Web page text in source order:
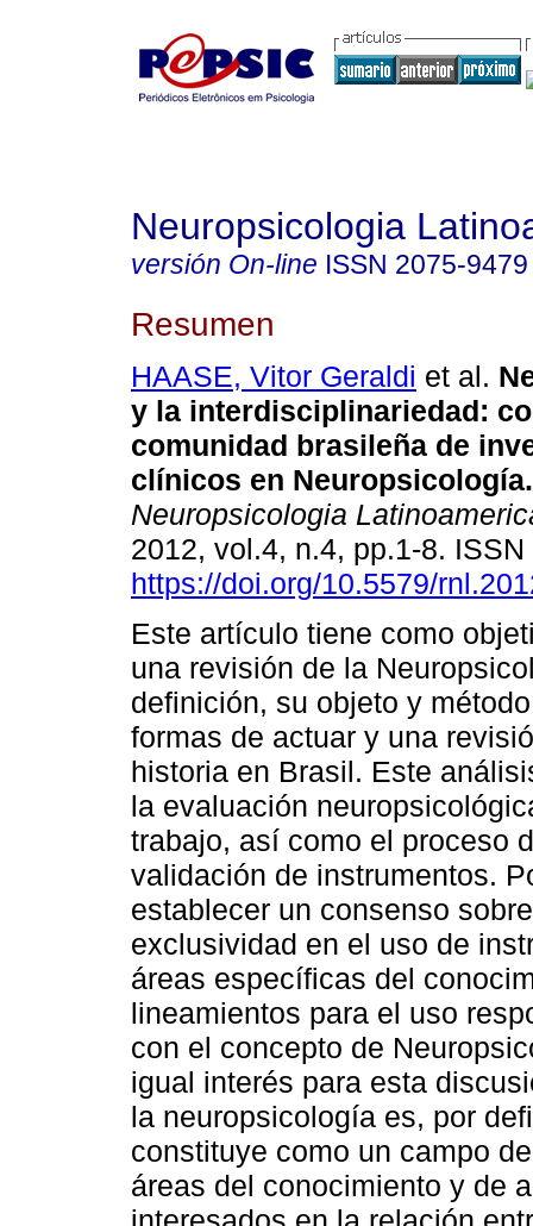
Neuropsicologia
versión On-line ISSN 2075-9479
Resumen
HAASE, Vitor Geraldi et al.
y la interdisciplinariedad:
comunidad brasileña de
clínicos en Neuropsicología.
Neuropsicologia
2012, vol.4, n.4, pp.1-8.
https://doi.org/10.5579/
Este artículo tiene como
una revisión de la
definición, su objeto y
formas de actuar y una
historia en Brasil. Este
la evaluación
trabajo, así como el proceso
validación de instrumentos.
establecer un consenso
exclusividad en el uso de
áreas específicas del
lineamientos para el uso
con el concepto de
igual interés para esta
la neuropsicología es, por
constituye como un campo
áreas del conocimiento y de